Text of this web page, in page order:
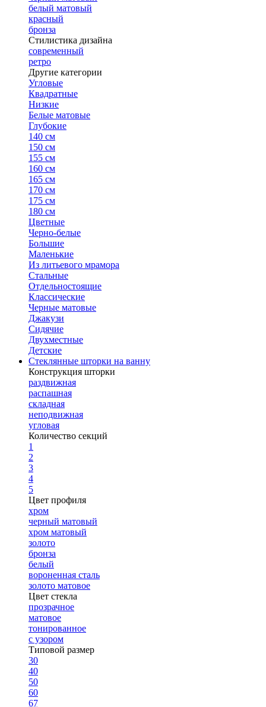
белый матовый
красный
бронза
Стилистика дизайна
современный
ретро
Другие категории
Угловые
Квадратные
Низкие
Белые матовые
Глубокие
140 см
150 см
155 см
160 см
165 см
170 см
175 см
180 см
Цветные
Черно-белые
Большие
Маленькие
Из литьевого мрамора
Стальные
Отдельностоящие
Классические
Черные матовые
Джакузи
Сидячие
Двухместные
Детские
Стеклянные шторки на ванну
Конструкция шторки
раздвижная
распашная
складная
неподвижная
угловая
Количество секций
1
2
3
4
5
Цвет профиля
хром
черный матовый
хром матовый
золото
бронза
белый
вороненная сталь
золото матовое
Цвет стекла
прозрачное
матовое
тонированное
с узором
Типовой размер
30
40
50
60
67